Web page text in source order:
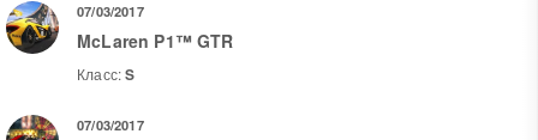
07/03/2017
McLaren P1™ GTR
Класс:S
07/03/2017